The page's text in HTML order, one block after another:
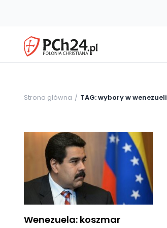
Strona główna TAG: wybory w wenezueli
Wenezuela: koszmar